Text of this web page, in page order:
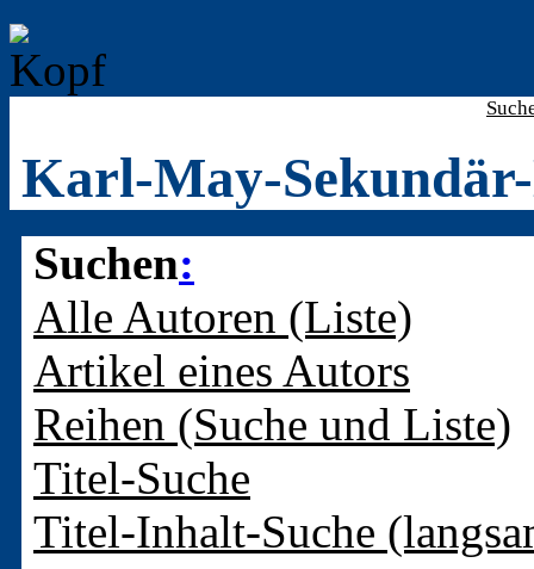
Karl-May-
Suchen:
Alle Autoren (Liste)
Artikel eines Autors
Reihen (Suche und Liste)
Titel-Suche
Titel-Inhalt-Suche